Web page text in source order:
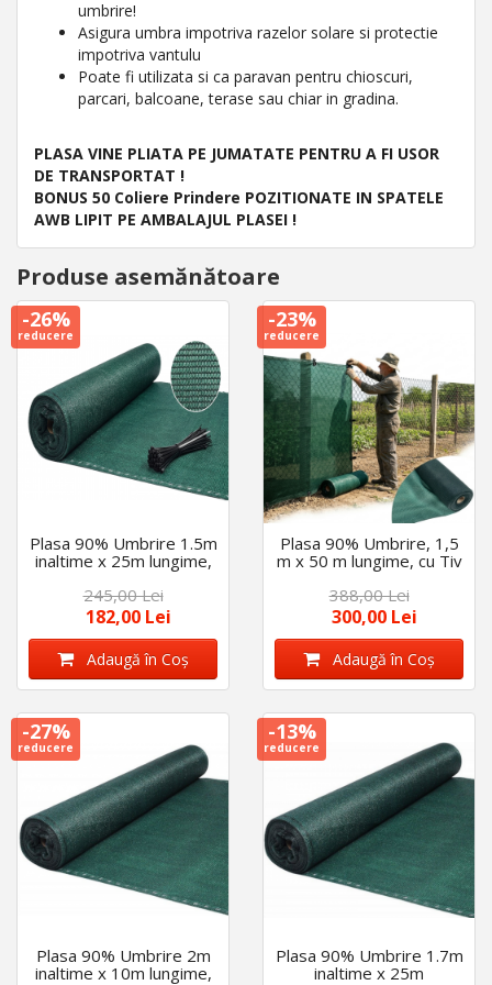
umbrire!
Asigura umbra impotriva razelor solare si protectie
impotriva vantulu
Poate fi utilizata si ca paravan pentru chioscuri,
parcari, balcoane, terase sau chiar in gradina.
PLASA VINE PLIATA PE JUMATATE PENTRU A FI USOR
DE TRANSPORTAT !
BONUS 50 Coliere Prindere POZITIONATE IN SPATELE
AWB LIPIT PE AMBALAJUL PLASEI !
Produse asemănătoare
-26%
reducere
Plasa 90% Umbrire 1.5m
inaltime x 25m lungime,
cu Tiv Si Ochiuri de
Prindere Gratuit 50
Coliere
245,00 Lei
182,00 Lei
Adaugă în Coş
-23%
reducere
Plasa 90% Umbrire, 1,5
m x 50 m lungime, cu Tiv
Si Ochiuri de Prindere,
Gratuit 100 Coliere
Prindere
388,00 Lei
300,00 Lei
Adaugă în Coş
-27%
reducere
Plasa 90% Umbrire 2m
inaltime x 10m lungime,
-13%
reducere
Plasa 90% Umbrire 1.7m
inaltime x 25m